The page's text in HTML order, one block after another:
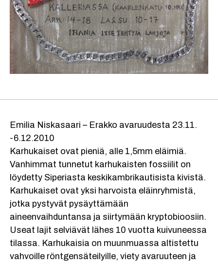
Emilia Niskasaari – Erakko avaruudesta 23.11.
-6.12.2010
Karhukaiset ovat pieniä, alle 1,5mm eläimiä.
Vanhimmat tunnetut karhukaisten fossiilit on
löydetty Siperiasta keskikambrikautisista kivistä.
Karhukaiset ovat yksi harvoista eläinryhmistä,
jotka pystyvät pysäyttämään
aineenvaihduntansa ja siirtymään kryptobioosiin.
Useat lajit selviävät lähes 10 vuotta kuivuneessa
tilassa. Karhukaisia on muunmuassa altistettu
vahvoille röntgensäteilyille, viety avaruuteen ja